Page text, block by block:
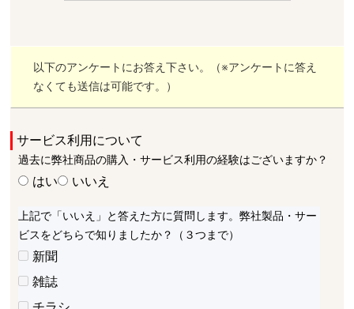
以下のアンケートにお答え下さい。（※アンケートに答え
なくても送信は可能です。）
サービス利用について
過去に弊社商品の購入・サービス利用の経験はございますか？
はい いいえ
上記で「いいえ」と答えた方に質問します。弊社製品・サー
ビスをどちらで知りましたか？（３つまで）
新聞
雑誌